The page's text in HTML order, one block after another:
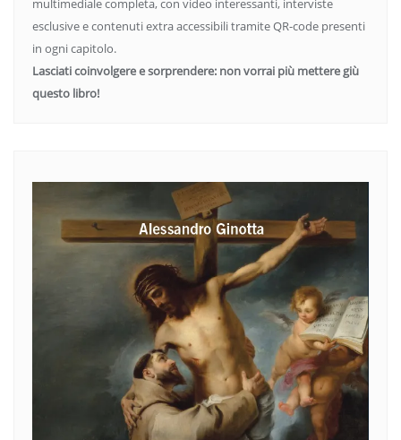
multimediale completa, con video interessanti, interviste
esclusive e contenuti extra accessibili tramite QR-code presenti
in ogni capitolo.
Lasciati coinvolgere e sorprendere: non vorrai più mettere giù
questo libro!